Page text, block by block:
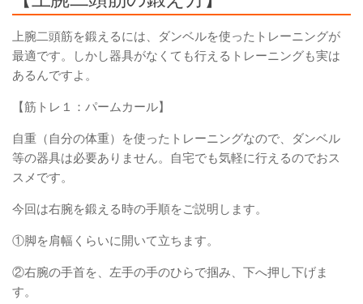
上腕二頭筋を鍛えるには、ダンベルを使ったトレーニングが
最適です。しかし器具がなくても行えるトレーニングも実は
あるんですよ。
【筋トレ１：パームカール】
自重（自分の体重）を使ったトレーニングなので、ダンベル
等の器具は必要ありません。自宅でも気軽に行えるのでおス
スメです。
今回は右腕を鍛える時の手順をご説明します。
①脚を肩幅くらいに開いて立ちます。
②右腕の手首を、左手の手のひらで掴み、下へ押し下げま
す。